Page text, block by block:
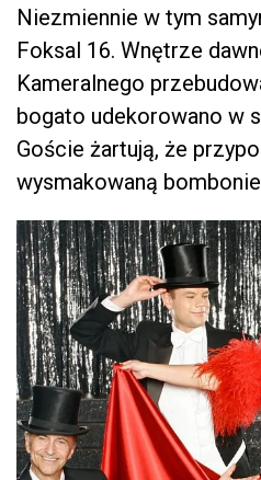
Niezmiennie w tym
Foksal 16. Wnętrze
Kameralnego
bogato udekorowano w
Goście żartują, że
wysmakowaną